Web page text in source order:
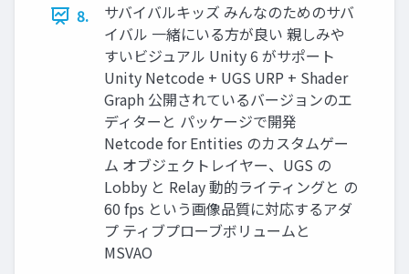
8.
サバイバルキッズ みんなのためのサバ
イバル 一緒にいる方が良い 親しみや
すいビジュアル Unity 6 がサポート
Unity Netcode + UGS URP + Shader
Graph 公開されているバージョンのエ
ディターと パッケージで開発
Netcode for Entities のカスタムゲー
ム オブジェクトレイヤー、UGS の
Lobby と Relay 動的ライティングと の
60 fps という画像品質に対応するアダ
プ ティブプローブボリュームと
MSVAO